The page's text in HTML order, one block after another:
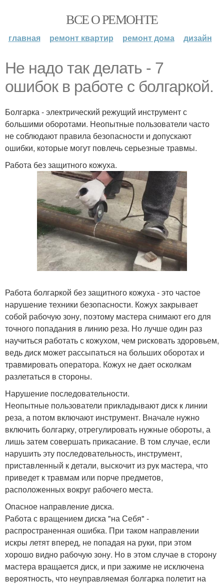
ВСЕ О РЕМОНТЕ
главная ремонт квартир ремонт дома дизайн
Не надо так делать - 7
ошибок в работе с болгаркой.
Болгарка - электрический режущий инструмент с
большими оборотами. Неопытные пользователи часто
не соблюдают правила безопасности и допускают
ошибки, которые могут повлечь серьезные травмы.
Работа без защитного кожуха.
Работа болгаркой без защитного кожуха - это частое
нарушение техники безопасности. Кожух закрывает
собой рабочую зону, поэтому мастера снимают его для
точного попадания в линию реза. Но лучше один раз
научиться работать с кожухом, чем рисковать здоровьем,
ведь диск может рассыпаться на больших оборотах и
травмировать оператора. Кожух не дает осколкам
разлетаться в стороны.
Нарушение последовательности.
Неопытные пользователи прикладывают диск к линии
реза, а потом включают инструмент. Вначале нужно
включить болгарку, отрегулировать нужные обороты, а
лишь затем совершать прикасание. В том случае, если
нарушить эту последовательность, инструмент,
приставленный к детали, выскочит из рук мастера, что
приведет к травмам или порче предметов,
расположенных вокруг рабочего места.
Опасное направление диска.
Работа с вращением диска "на Себя" -
распространенная ошибка. При таком направлении
искры летят вперед, не попадая на руки, при этом
хорошо видно рабочую зону. Но в этом случае в сторону
мастера вращается диск, и при зажиме не исключена
вероятность, что неуправляемая болгарка полетит на